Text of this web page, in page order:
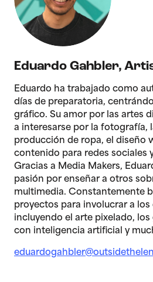
Eduardo Gahbler,
Eduardo ha trabajado como
días de preparatoria,
gráfico. Su amor por las artes
a interesarse por la fotografía,
producción de ropa, el diseño
contenido para redes sociales
Gracias a Media Makers,
pasión por enseñar a otros
multimedia. Constantemente
proyectos para involucrar a los
incluyendo el arte pixelado,
con inteligencia artificial y